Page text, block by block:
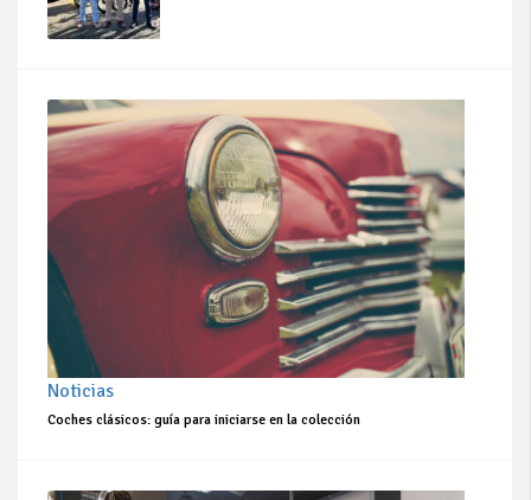
Noticias
Coches clásicos: guía para iniciarse en la colección